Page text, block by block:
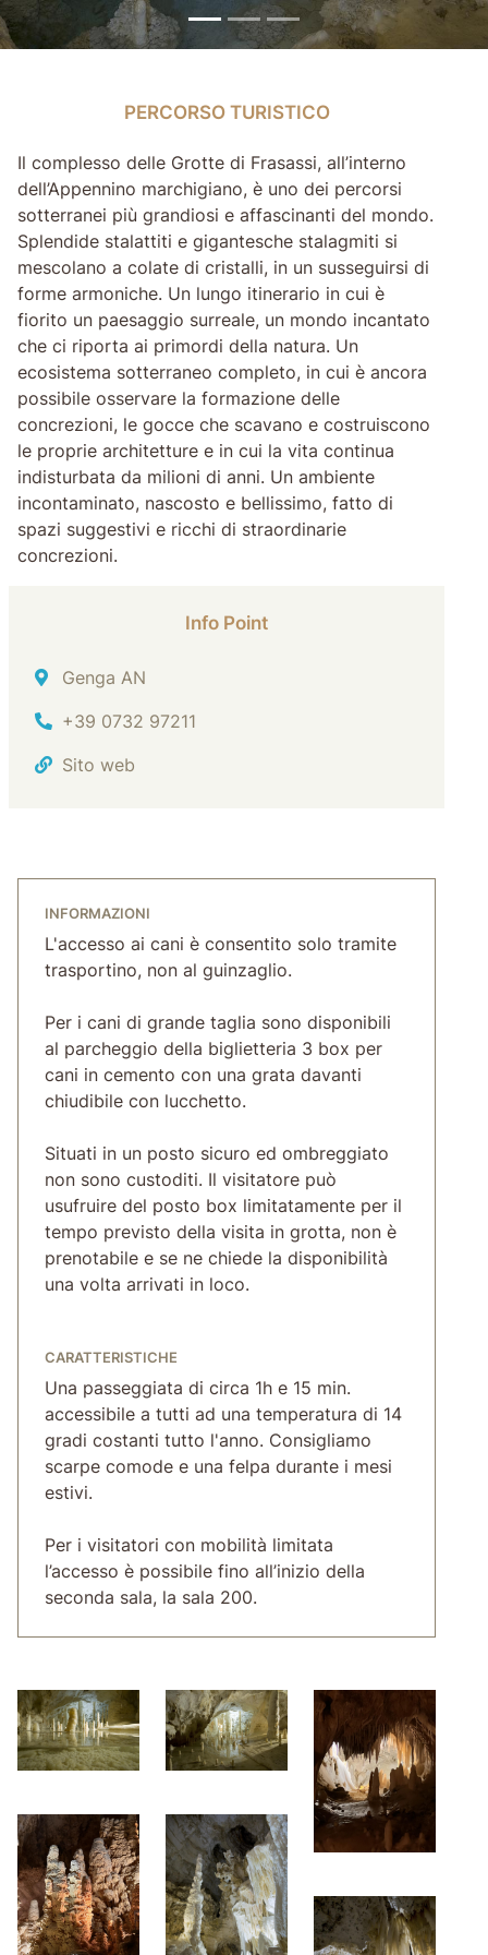
PERCORSO TURISTICO
Il complesso delle Grotte di Frasassi, all’interno
dell’Appennino marchigiano, è uno dei percorsi
sotterranei più grandiosi e affascinanti del mondo.
Splendide stalattiti e gigantesche stalagmiti si
mescolano a colate di cristalli, in un susseguirsi di
forme armoniche. Un lungo itinerario in cui è
fiorito un paesaggio surreale, un mondo incantato
che ci riporta ai primordi della natura. Un
ecosistema sotterraneo completo, in cui è ancora
possibile osservare la formazione delle
concrezioni, le gocce che scavano e costruiscono
le proprie architetture e in cui la vita continua
indisturbata da milioni di anni. Un ambiente
incontaminato, nascosto e bellissimo, fatto di
spazi suggestivi e ricchi di straordinarie
concrezioni.
Info Point
Indirizzo
Genga AN
Tel.
+39 0732 97211
Sito web
INFORMAZIONI
L'accesso ai cani è consentito solo tramite
trasportino, non al guinzaglio.
Per i cani di grande taglia sono disponibili
al parcheggio della biglietteria 3 box per
cani in cemento con una grata davanti
chiudibile con lucchetto.
Situati in un posto sicuro ed ombreggiato
non sono custoditi. Il visitatore può
usufruire del posto box limitatamente per il
tempo previsto della visita in grotta, non è
prenotabile e se ne chiede la disponibilità
una volta arrivati in loco.
CARATTERISTICHE
Una passeggiata di circa 1h e 15 min.
accessibile a tutti ad una temperatura di 14
gradi costanti tutto l'anno. Consigliamo
scarpe comode e una felpa durante i mesi
estivi.
Per i visitatori con mobilità limitata
l’accesso è possibile fino all’inizio della
seconda sala, la sala 200.